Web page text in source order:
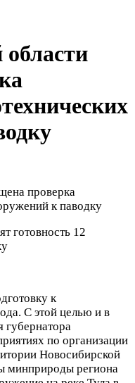
готовность 12
к
С этой целью и в
губернатора
по организации
Новосибирской
минприроды региона